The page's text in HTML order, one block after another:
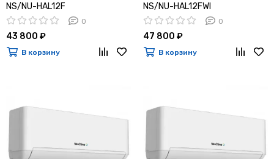
NS/NU-HAL12F
0
43 800 ₽
В корзину
NS/NU-HAL12FWI
0
47 800 ₽
В корзину